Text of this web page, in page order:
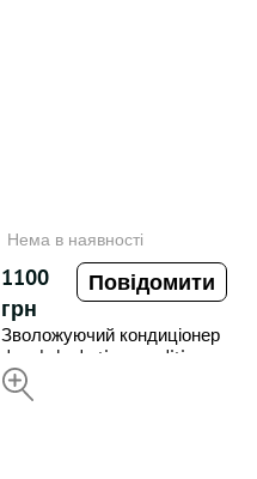
Нема в наявності
1100
грн
Повідомити
Зволожуючий кондиціонер
deeply hydrating conditioner ,
1000 ml